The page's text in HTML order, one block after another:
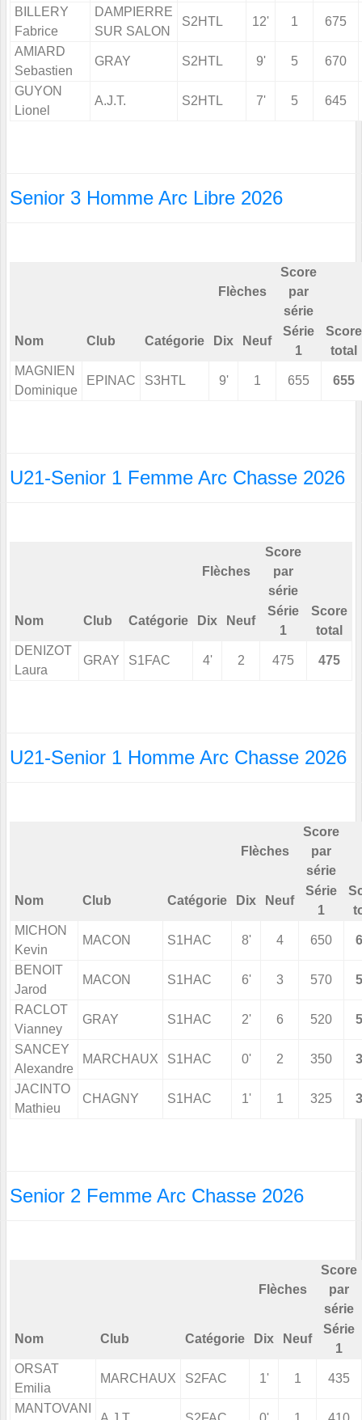
BILLERY
Fabrice
DAMPIERRE
SUR SALON
S2HTL 12' 1 675
AMIARD
Sebastien
GRAY S2HTL 9' 5 670
GUYON
Lionel
A.J.T. S2HTL 7' 5 645
Senior 3 Homme Arc Libre 2026
Flèches
Score
par
série
Nom Club Catégorie Dix Neuf
Série
1
Score
total
MAGNIEN
Dominique
EPINAC S3HTL 9' 1 655 655
U21-Senior 1 Femme Arc Chasse 2026
Flèches
Score
par
série
Nom Club Catégorie Dix Neuf
Série
1
Score
total
DENIZOT
Laura
GRAY S1FAC 4' 2 475 475
U21-Senior 1 Homme Arc Chasse 2026
Flèches
Score
par
série
Nom Club Catégorie Dix Neuf
Série
1
MICHON
Kevin
MACON S1HAC 8' 4 650
BENOIT
Jarod
MACON S1HAC 6' 3 570
RACLOT
Vianney
GRAY S1HAC 2' 6 520
SANCEY
Alexandre
MARCHAUX S1HAC 0' 2 350
JACINTO
Mathieu
CHAGNY S1HAC 1' 1 325
Senior 2 Femme Arc Chasse 2026
Flèches
Score
par
série
Nom Club Catégorie Dix Neuf
Série
1
ORSAT
Emilia
MARCHAUX S2FAC 1' 1 435
MANTOVANI